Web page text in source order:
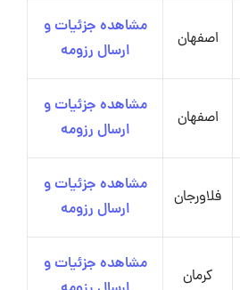
اصفهان
مشاهده جزئیات و
ارسال رزومه
اصفهان
مشاهده جزئیات و
ارسال رزومه
فلاورجان
مشاهده جزئیات و
ارسال رزومه
کرمان
مشاهده جزئیات و